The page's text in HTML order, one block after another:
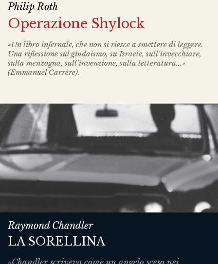
Philip Roth
Operazione Shylock
«Un libro infernale, che non si riesce a smettere di leggere.
Una riflessione sul giudaismo, su Israele, sull’invecchiare,
sulla menzogna, sull’invenzione, sulla letteratura...»
(Emmanuel Carrère).
Raymond Chandler
LA SORELLINA